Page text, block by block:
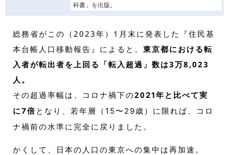
科書」を出版。
総務省がこの（2023年）1月末に発表した『住民基
本台帳人口移動報告』によると、 東京都における転
入者が転出者を上回る「転入超過」数は3万8,023
人。
その超過率幅は、コロナ禍下の20 21年と比べて実
に7倍となり、若年層（15〜29歳）に限れば、コロ
ナ禍前の水準に完全に戻りました。
かくして、日本の人口の東京への集中は再加速。